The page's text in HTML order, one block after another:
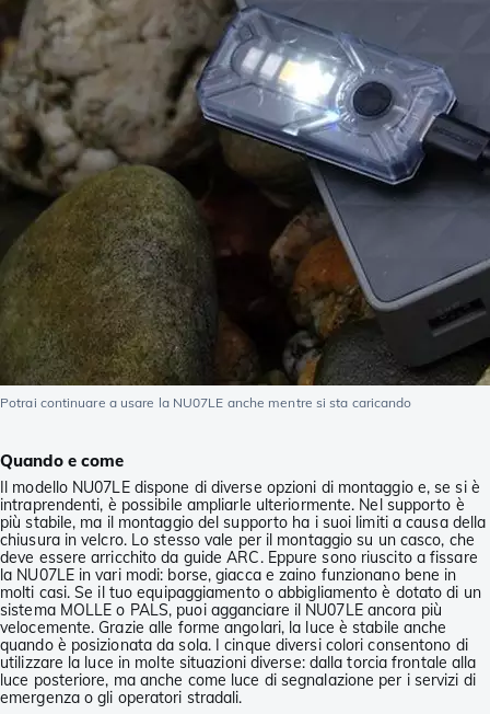
Potrai continuare a usare la NU07LE anche mentre si sta caricando
Quando e come
Il modello NU07LE dispone di diverse opzioni di montaggio e, se si è
intraprendenti, è possibile ampliarle ulteriormente. Nel supporto è
più stabile, ma il montaggio del supporto ha i suoi limiti a causa della
chiusura in velcro. Lo stesso vale per il montaggio su un casco, che
deve essere arricchito da guide ARC. Eppure sono riuscito a fissare
la NU07LE in vari modi: borse, giacca e zaino funzionano bene in
molti casi. Se il tuo equipaggiamento o abbigliamento è dotato di un
sistema MOLLE o PALS, puoi agganciare il NU07LE ancora più
velocemente. Grazie alle forme angolari, la luce è stabile anche
quando è posizionata da sola. I cinque diversi colori consentono di
utilizzare la luce in molte situazioni diverse: dalla torcia frontale alla
luce posteriore, ma anche come luce di segnalazione per i servizi di
emergenza o gli operatori stradali.